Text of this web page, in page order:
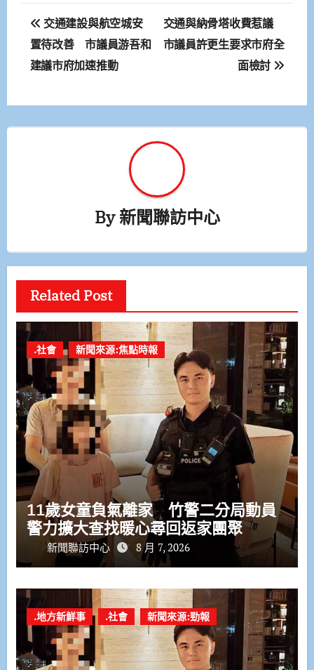
文
章
導
覽
交通建設與航空城安
置待改善 市議員游吾和
建議市府加速推動
交通與納骨塔收費惹議
市議員許更生要求市府全
面檢討
By新聞聯訪中心
Related Post
.社會 新聞來源:焦點時報
11歲女童負氣離家 竹警二分局動員
警力擴大查找暖心尋回返家團聚
新聞聯訪中心 8 月 7, 2026
.地方新鮮事 .社會 新聞來源:勁報